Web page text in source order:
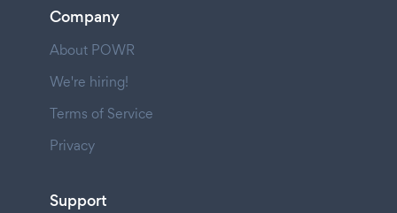
Company
About POWR
We're hiring!
Terms of Service
Privacy
Support